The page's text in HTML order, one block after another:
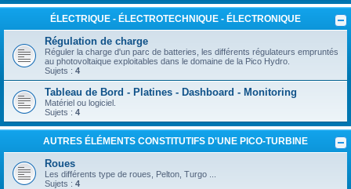
ÉLECTRIQUE - ÉLECTROTECHNIQUE - ÉLECTRONIQUE
Régulation de charge
Réguler la charge d'un parc de batteries, les différents régulateurs empruntés
au photovoltaique exploitables dans le domaine de la Pico Hydro.
Sujets : 4
Tableau de Bord - Platines - Dashboard - Monitoring
Matériel ou logiciel.
Sujets : 4
AUTRES ÉLÉMENTS CONSTITUTIFS D'UNE PICO-TURBINE
Roues
Les différents type de roues, Pelton, Turgo ...
Sujets : 4